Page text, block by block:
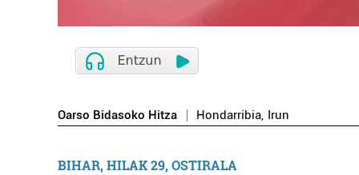
Oarso Bidasoko Hitza Hondarribia, Irun
BIHAR, HILAK 29, OSTIRALA